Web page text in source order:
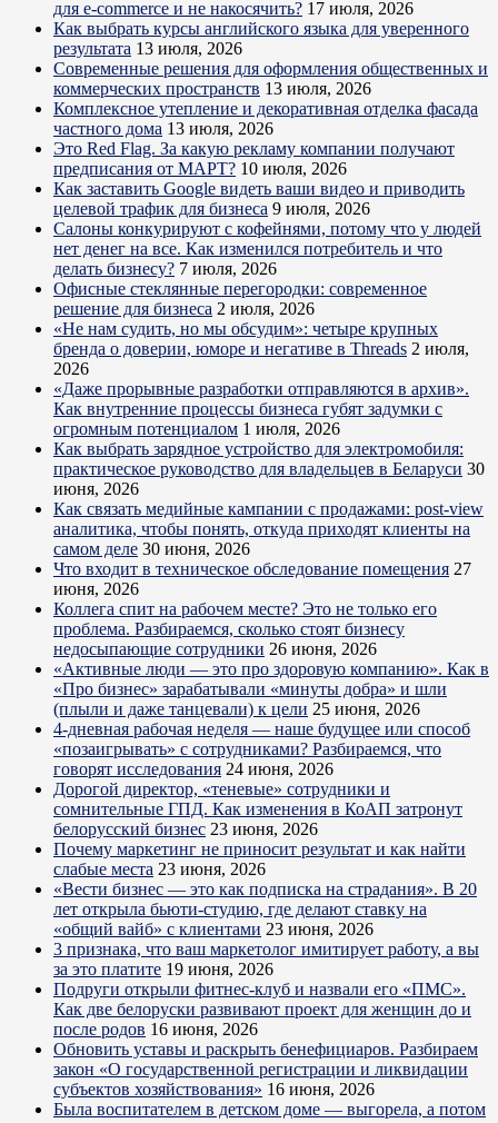
для e-commerce и не накосячить? 17 июля, 2026
Как выбрать курсы английского языка для уверенного
результата 13 июля, 2026
Современные решения для оформления общественных и
коммерческих пространств 13 июля, 2026
Комплексное утепление и декоративная отделка фасада
частного дома 13 июля, 2026
Это Red Flag. За какую рекламу компании получают
предписания от МАРТ? 10 июля, 2026
Как заставить Google видеть ваши видео и приводить
целевой трафик для бизнеса 9 июля, 2026
Салоны конкурируют с кофейнями, потому что у людей
нет денег на все. Как изменился потребитель и что
делать бизнесу? 7 июля, 2026
Офисные стеклянные перегородки: современное
решение для бизнеса 2 июля, 2026
«Не нам судить, но мы обсудим»: четыре крупных
бренда о доверии, юморе и негативе в Threads 2 июля,
2026
«Даже прорывные разработки отправляются в архив».
Как внутренние процессы бизнеса губят задумки с
огромным потенциалом 1 июля, 2026
Как выбрать зарядное устройство для электромобиля:
практическое руководство для владельцев в Беларуси 30
июня, 2026
Как связать медийные кампании с продажами: post-view
аналитика, чтобы понять, откуда приходят клиенты на
самом деле 30 июня, 2026
Что входит в техническое обследование помещения 27
июня, 2026
Коллега спит на рабочем месте? Это не только его
проблема. Разбираемся, сколько стоят бизнесу
недосыпающие сотрудники 26 июня, 2026
«Активные люди — это про здоровую компанию». Как в
«Про бизнес» зарабатывали «минуты добра» и шли
(плыли и даже танцевали) к цели 25 июня, 2026
4-дневная рабочая неделя — наше будущее или способ
«позаигрывать» с сотрудниками? Разбираемся, что
говорят исследования 24 июня, 2026
Дорогой директор, «теневые» сотрудники и
сомнительные ГПД. Как изменения в КоАП затронут
белорусский бизнес 23 июня, 2026
Почему маркетинг не приносит результат и как найти
слабые места 23 июня, 2026
«Вести бизнес — это как подписка на страдания». В 20
лет открыла бьюти-студию, где делают ставку на
«общий вайб» с клиентами 23 июня, 2026
3 признака, что ваш маркетолог имитирует работу, а вы
за это платите 19 июня, 2026
Подруги открыли фитнес-клуб и назвали его «ПМС».
Как две белоруски развивают проект для женщин до и
после родов 16 июня, 2026
Обновить уставы и раскрыть бенефициаров. Разбираем
закон «О государственной регистрации и ликвидации
субъектов хозяйствования» 16 июня, 2026
Была воспитателем в детском доме — выгорела, а потом